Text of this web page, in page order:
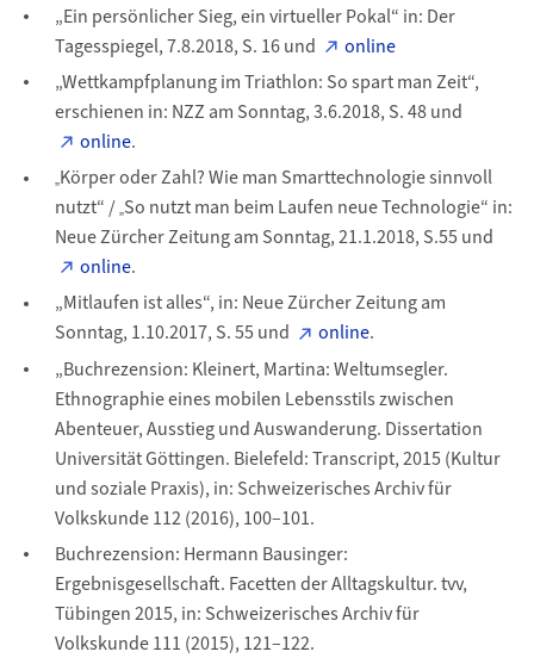
„Ein persönlicher Sieg, ein virtueller Pokal“ in: Der
Tagesspiegel, 7.8.2018, S. 16 und
online
„Wettkampfplanung im Triathlon: So spart man Zeit“,
erschienen in: NZZ am Sonntag, 3.6.2018, S. 48 und
online.
„Körper oder Zahl? Wie man Smarttechnologie sinnvoll
nutzt“ / „So nutzt man beim Laufen neue Technologie“ in:
Neue Zürcher Zeitung am Sonntag, 21.1.2018, S.55 und
online.
„Mitlaufen ist alles“, in: Neue Zürcher Zeitung am
Sonntag, 1.10.2017, S. 55 und
online.
„Buchrezension: Kleinert, Martina: Weltumsegler.
Ethnographie eines mobilen Lebensstils zwischen
Abenteuer, Ausstieg und Auswanderung. Dissertation
Universität Göttingen. Bielefeld: Transcript, 2015 (Kultur
und soziale Praxis), in: Schweizerisches Archiv für
Volkskunde 112 (2016), 100–101.
Buchrezension: Hermann Bausinger:
Ergebnisgesellschaft. Facetten der Alltagskultur. tvv,
Tübingen 2015, in: Schweizerisches Archiv für
Volkskunde 111 (2015), 121–122.